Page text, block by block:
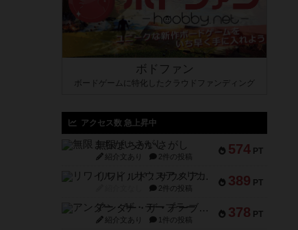
ボドファン
ボードゲームに特化したクラウドファンディング
アクセス数 急上昇中
574 PT
無限まちがいさがし
紹介文あり 2件の投稿
389 PT
リワイルド：サウスアメリカ
2件の投稿
378 PT
アンダー・ザ・テーブラー
紹介文あり 1件の投稿